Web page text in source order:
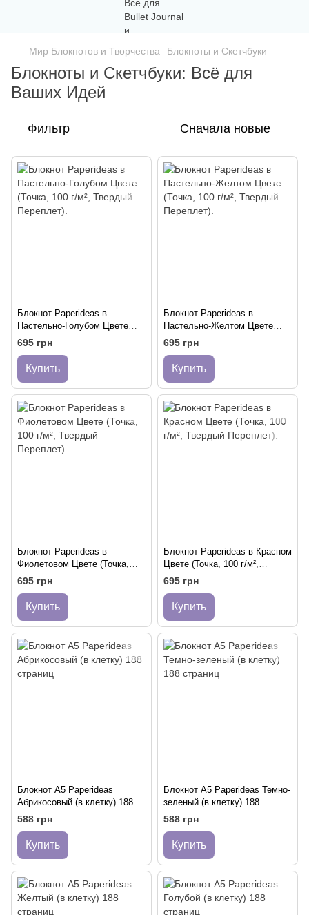
Мир Блокнотов и Творчества Блокноты и Скетчбуки
Блокноты и Скетчбуки: Всё для
Ваших Идей
Фильтр Сначала новые
Блокнот Paperideas в
Пастельно-Голубом Цвете
(Точка, 100 г/м², Твердый
Переплет).
695 грн
Купить
Блокнот Paperideas в
Пастельно-Желтом Цвете
(Точка, 100 г/м², Твердый
Переплет).
695 грн
Купить
Блокнот Paperideas в
Фиолетовом Цвете (Точка,
100 г/м², Твердый Переплет).
695 грн
Купить
Блокнот Paperideas в Красном
Цвете (Точка, 100 г/м²,
Твердый Переплет).
695 грн
Купить
Блокнот A5 Paperideas
Абрикосовый (в клетку) 188
страниц
588 грн
Купить
Блокнот A5 Paperideas Темно-
зеленый (в клетку) 188
страниц
588 грн
Купить